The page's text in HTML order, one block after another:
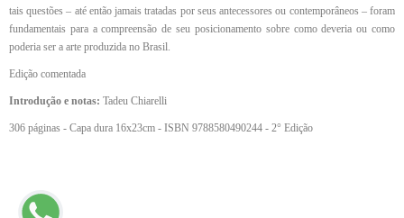
tais questões – até então jamais tratadas por seus antecessores ou contemporâneos – foram
fundamentais para a compreensão de seu posicionamento sobre como deveria ou como
poderia ser a arte produzida no Brasil.
Edição comentada
Introdução e notas: Tadeu Chiarelli
306 páginas - Capa dura 16x23cm - ISBN 9788580490244 - 2° Edição